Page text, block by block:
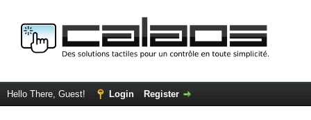
Hello There, Guest! Login Register